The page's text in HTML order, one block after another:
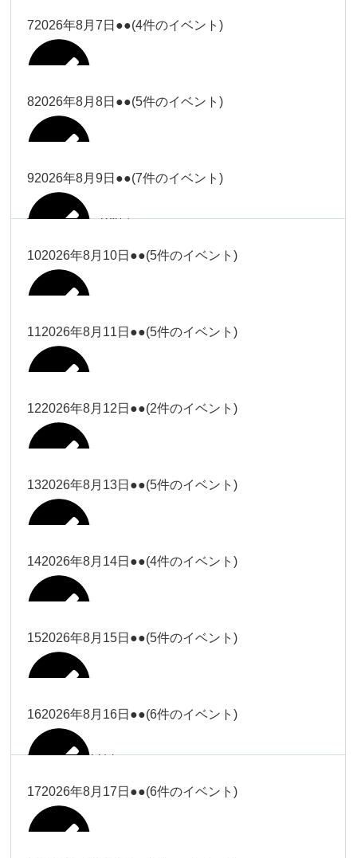
2026年7月27日
院長
院長
小林
Close
2026年7月28日
Close Close
武井
2026年7月28日
関谷
関谷
2026年7月30日
関谷（17-
Close
関谷（17-19時）
2026年7月30日
院長
院長
Close
武井
2026年7月31日
関谷（17-
Close
関谷（17-19時）
2026年7月31日
Close
小林
2026年8月1日
武井
武井
関谷（17-
19時）
関谷（17-19時）
院長
Close Close
2026年8月1日
2026年8月2日
松本
松本
武井(9時ー
18時)
武井(9時ー18時)
関谷（17-
19時）
関谷（17-19時）
院長
Close Close
小林
Close Close
小林
2026年8月3日
松本（9時
Close
松本（9時ー18時）
2026年8月3日
武井
武井
関谷（17-
19時）
関谷（17-19時）
2026年8月4日
大西（9時
ー18時）
Close Close
大西（9時ー18時）
2026年8月4日
小林
小林
松本
Close
2026年8月4日
冨田
塩川
Close Close
塩川
2026年8月5日
冨田
冨田
Close Close
塩川
2026年8月6日
関谷（17-
Close
関谷（17-19時）
2026年8月6日
院長
院長
72026年8月7日 ●●(4件のイベント)
大西
大西
松本（9時
ー18時）
Close Close
松本（9時ー18時）
2026年8月7日
Close
武井
2026年8月7日
関谷（17-
Close
関谷（17-19時）
82026年8月8日 ●●(5件のイベント)
大西（9時
Close Close
大西（9時ー18時）
2026年8月8日
小林
Close Close
2026年8月8日
Close
武井
2026年8月8日
関谷（17-
92026年8月9日 ●●(7件のイベント)
塩川
塩川
Close Close
塩川
2026年8月9日
大西
大西
102026年8月10日 ●●(5件のイベント)
小林
小林
松本（9時
ー18時）
Close Close
松本（9時ー18時）
2026年8月10日
Close
武井
112026年8月11日 ●●(5件のイベント)
塩川（9時
Close Close
塩川（9時ー18時）
2026年8月11日
小林
Close Close
小林
2026年8月11日
122026年8月12日 ●●(2件のイベント)
塩川
塩川
松本
Close Close
松本
2026年8月12日
132026年8月13日 ●●(5件のイベント)
塩川
塩川
Close Close
大西
142026年8月14日 ●●(4件のイベント)
塩川
塩川
152026年8月15日 ●●(5件のイベント)
冨田（9時
Close Close
冨田（9時ー18時）
162026年8月16日 ●●(6件のイベント)
大西
172026年8月17日 ●●(6件のイベント)